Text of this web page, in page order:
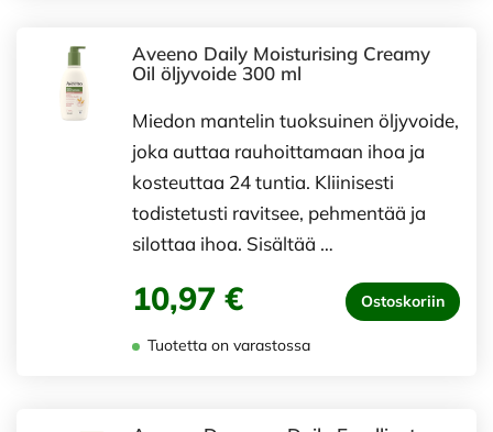
Aveeno Daily Moisturising Creamy
Oil öljyvoide 300 ml
Miedon mantelin tuoksuinen öljyvoide,
joka auttaa rauhoittamaan ihoa ja
kosteuttaa 24 tuntia. Kliinisesti
todistetusti ravitsee, pehmentää ja
silottaa ihoa. Sisältää …
10,97 € Ostoskoriin
Tuotetta on varastossa